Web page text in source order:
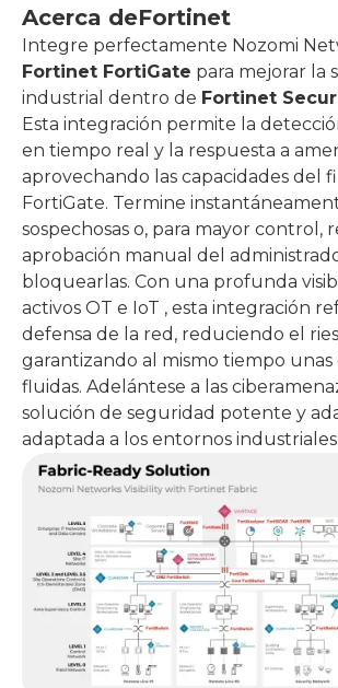
Acerca deFortinet
Integre perfectamente Nozomi
Fortinet FortiGate para mejorar la
industrial dentro de Fortinet
Esta integración permite la
en tiempo real y la respuesta a
aprovechando las capacidades del
FortiGate. Termine
sospechosas o, para mayor control,
aprobación manual del
bloquearlas. Con una profunda
activos OT e IoT , esta integración
defensa de la red, reduciendo el
garantizando al mismo tiempo unas
fluidas. Adelántese a las
solución de seguridad potente y
adaptada a los entornos industriales.